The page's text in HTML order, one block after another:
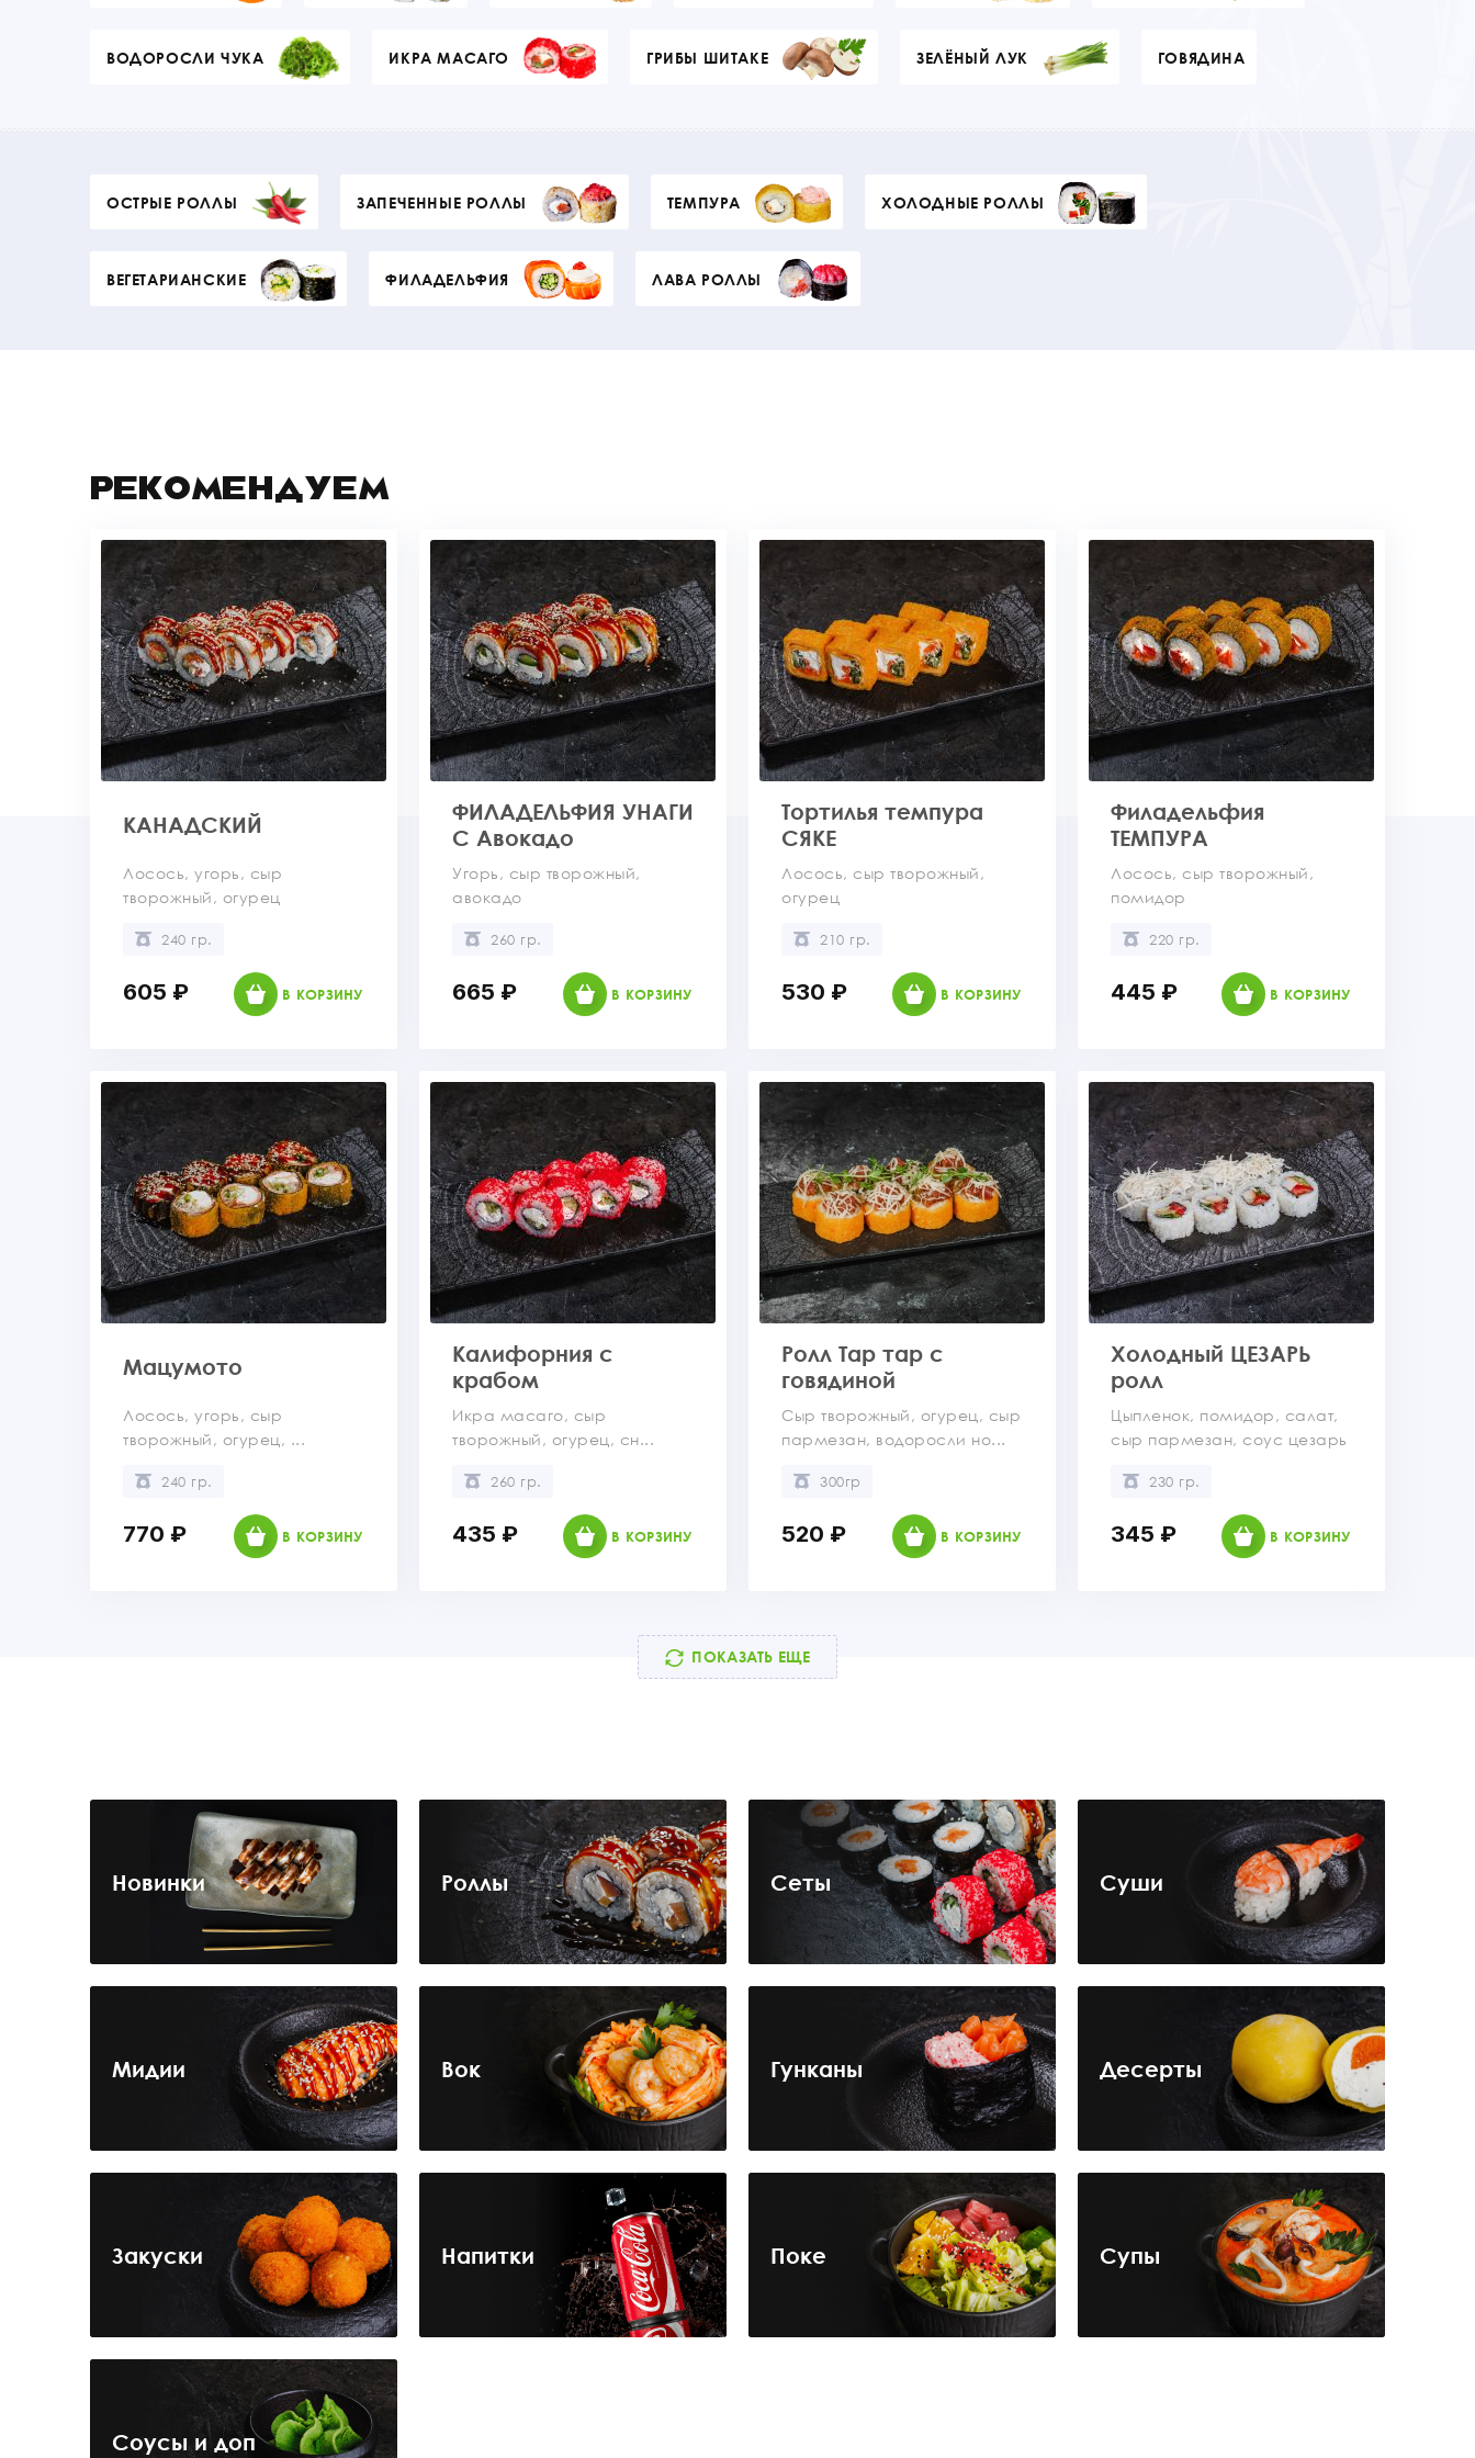
ВОДОРОСЛИ ЧУКА ИКРА МАСАГО ГРИБЫ ШИТАКЕ ЗЕЛЁНЫЙ ЛУК ГОВЯДИНА
ОСТРЫЕ РОЛЛЫ ЗАПЕЧЕННЫЕ РОЛЛЫ ТЕМПУРА ХОЛОДНЫЕ РОЛЛЫ
ВЕГЕТАРИАНСКИЕ ФИЛАДЕЛЬФИЯ ЛАВА РОЛЛЫ
РЕКОМЕНДУЕМ
КАНАДСКИЙ
Лосось, угорь, сыр
творожный, огурец
240 гр.
605 ₽ В КОРЗИНУ
ФИЛАДЕЛЬФИЯ УНАГИ
С Авокадо
Угорь, сыр творожный,
авокадо
260 гр.
665 ₽ В КОРЗИНУ
Тортилья темпура
СЯКЕ
Лосось, сыр творожный,
огурец
210 гр.
530 ₽ В КОРЗИНУ
Филадельфия
ТЕМПУРА
Лосось, сыр творожный,
помидор
220 гр.
445 ₽ В КОРЗИНУ
Мацумото
Лосось, угорь, сыр
творожный, огурец, ...
240 гр.
770 ₽ В КОРЗИНУ
Калифорния с
крабом
Икра масаго, сыр
творожный, огурец, сн...
260 гр.
435 ₽ В КОРЗИНУ
Ролл Тар тар с
говядиной
Сыр творожный, огурец, сыр
пармезан, водоросли но...
300гр
520 ₽ В КОРЗИНУ
Холодный ЦЕЗАРЬ
ролл
Цыпленок, помидор, салат,
сыр пармезан, соус цезарь
230 гр.
345 ₽ В КОРЗИНУ
ПОКАЗАТЬ ЕЩЕ
Новинки Роллы Сеты Суши
Мидии Вок Гунканы Десерты
Закуски Напитки Поке Супы
Соусы и доп